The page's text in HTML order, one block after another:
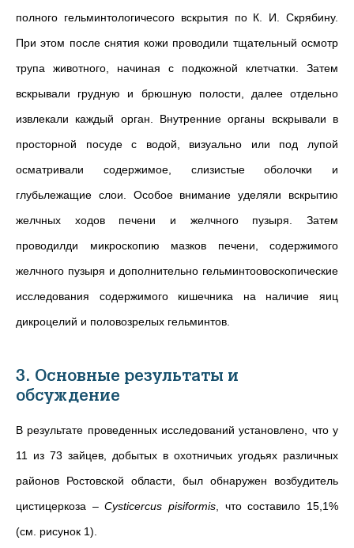
полного гельминтологичесого вскрытия по К. И. Скрябину.
При этом после снятия кожи проводили тщательный осмотр
трупа животного, начиная с подкожной клетчатки. Затем
вскрывали грудную и брюшную полости, далее отдельно
извлекали каждый орган. Внутренние органы вскрывали в
просторной посуде с водой, визуально или под лупой
осматривали содержимое, слизистые оболочки и
глубьлежащие слои. Особое внимание уделяли вскрытию
желчных ходов печени и желчного пузыря. Затем
проводилди микроскопию мазков печени, содержимого
желчного пузыря и дополнительно гельминтоовоскопические
исследования содержимого кишечника на наличие яиц
дикроцелий и половозрелых гельминтов.
3. Основные результаты и
обсуждение
В результате проведенных исследований установлено, что у
11 из 73 зайцев, добытых в охотничьих угодьях различных
районов Ростовской области, был обнаружен возбудитель
цистицеркоза –Cysticercus pisiformis , что составило 15,1%
(см. рисунок 1).